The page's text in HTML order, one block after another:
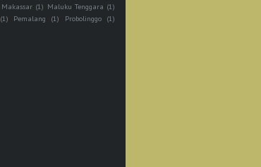
Makassar (1) Maluku Tenggara (1)
(1) Pemalang (1) Probolinggo (1)